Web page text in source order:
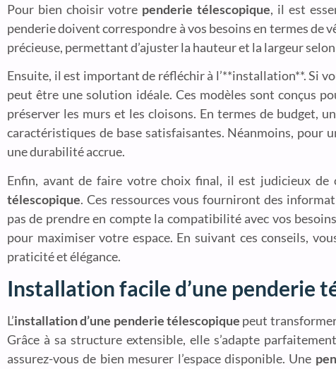
Pour bien choisir votre penderie télescopique, il est
penderie doivent correspondre à vos besoins en termes de
précieuse, permettant d’ajuster la hauteur et la largeur
Ensuite, il est important de réfléchir à l’**installation**. Si
peut être une solution idéale. Ces modèles sont conçus
préserver les murs et les cloisons. En termes de budget, un
caractéristiques de base satisfaisantes. Néanmoins, pour
une durabilité accrue.
Enfin, avant de faire votre choix final, il est judicieux de
télescopique. Ces ressources vous fourniront des
pas de prendre en compte la compatibilité avec vos
pour maximiser votre espace. En suivant ces conseils,
praticité et élégance.
Installation facile d’une penderie
L’installation d’une penderie télescopique peut
Grâce à sa structure extensible, elle s’adapte
assurez-vous de bien mesurer l’espace disponible. Une